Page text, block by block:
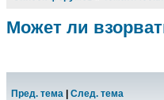
Может ли
Пред. тема
След. тема